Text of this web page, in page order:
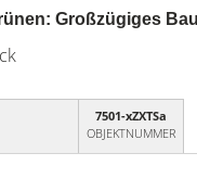
Großzügiges
7501-xZXTSa
OBJEKTNUMMER